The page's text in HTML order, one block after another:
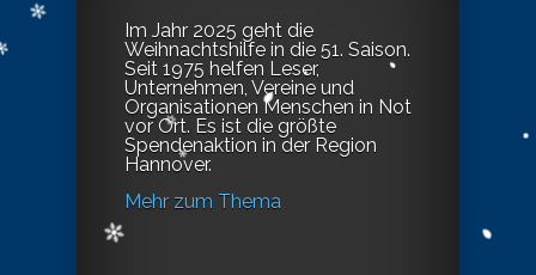
Im Jahr 2025 geht die
Weihnachtshilfe in die 51. Saison.
Seit 1975 helfen Leser,
Unternehmen, Vereine und
Organisationen Menschen in Not
vor Ort. Es ist die größte
Spendenaktion in der Region
Hannover.
Mehr zum Thema